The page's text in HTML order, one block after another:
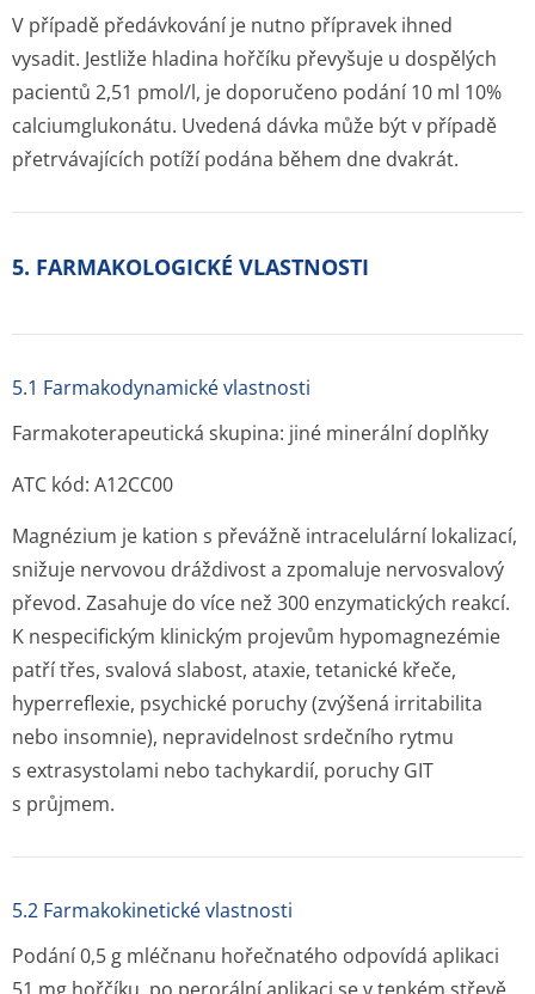
V případě předávkování je nutno přípravek ihned
vysadit. Jestliže hladina hořčíku převyšuje u dospělých
pacientů 2,51 pmol/l, je doporučeno podání 10 ml 10%
calciumglukonátu. Uvedená dávka může být v případě
přetrvávajících potíží podána během dne dvakrát.
5. FARMAKOLOGICKÉ VLASTNOSTI
5.1 Farmakodynamické vlastnosti
Farmakoterapeutická skupina: jiné minerální doplňky
ATC kód: A12CC00
Magnézium je kation s převážně intracelulární lokalizací,
snižuje nervovou dráždivost a zpomaluje nervosvalový
převod. Zasahuje do více než 300 enzymatických reakcí.
K nespecifickým klinickým projevům hypomagnezémie
patří třes, svalová slabost, ataxie, tetanické křeče,
hyperreflexie, psychické poruchy (zvýšená irritabilita
nebo insomnie), nepravidelnost srdečního rytmu
s extrasystolami nebo tachykardií, poruchy GIT
s průjmem.
5.2 Farmakokinetické vlastnosti
Podání 0,5 g mléčnanu hořečnatého odpovídá aplikaci